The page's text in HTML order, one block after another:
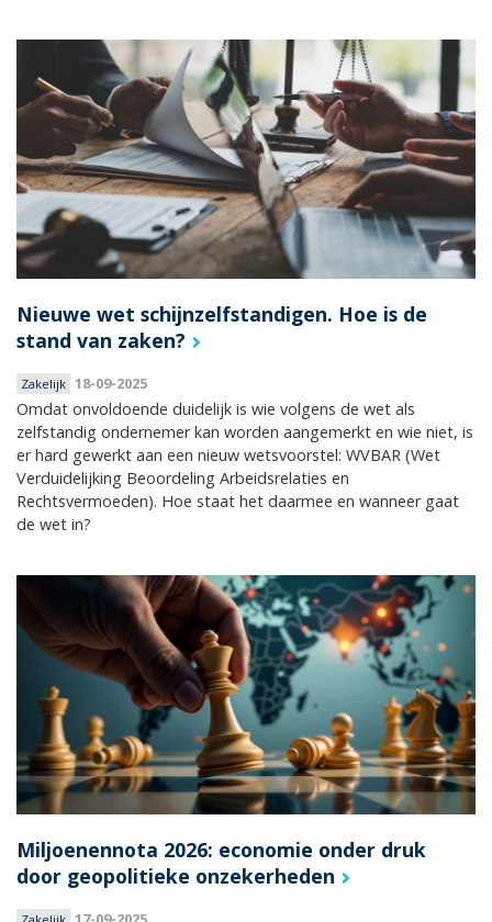
Nieuwe wet schijnzelfstandigen. Hoe is de
stand van zaken?
Zakelijk 18-09-2025
Omdat onvoldoende duidelijk is wie volgens de wet als
zelfstandig ondernemer kan worden aangemerkt en wie niet, is
er hard gewerkt aan een nieuw wetsvoorstel: WVBAR (Wet
Verduidelijking Beoordeling Arbeidsrelaties en
Rechtsvermoeden). Hoe staat het daarmee en wanneer gaat
de wet in?
Miljoenennota 2026: economie onder druk
door geopolitieke onzekerheden